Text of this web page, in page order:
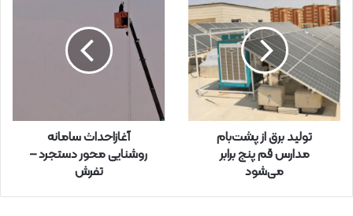
خ
و
د
ر
ا
و
ا
ر
تولید برق از پشت‌بام
مدارس قم پنج برابر
می‌شود
آغازاحداث سامانه
روشنایی محور دستجرد –
تفرش